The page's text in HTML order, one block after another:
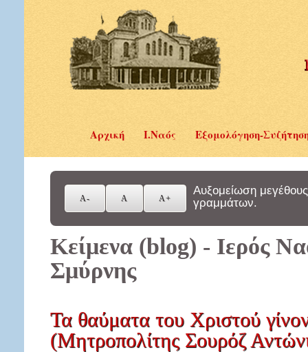
Αρχική Ι.Ναός Εξομολόγηση-
Αυξομείωση μεγέθους
γραμμάτων.
Κείμενα (blog) - Ιερός
Σμύρνης
Τα θαύματα του Χριστού
(Μητροπολίτης Σουρόζ